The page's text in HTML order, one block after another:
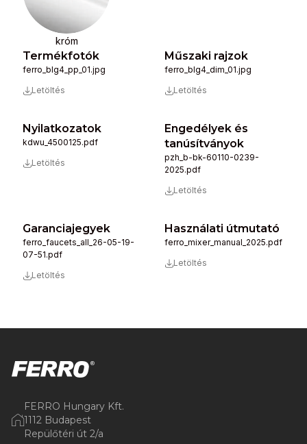
króm
Termékfotók
ferro_blg4_pp_01.jpg
Letöltés
Műszaki rajzok
ferro_blg4_dim_01.jpg
Letöltés
Nyilatkozatok
kdwu_4500125.pdf
Letöltés
Engedélyek és
tanúsítványok
pzh_b-bk-60110-0239-
2025.pdf
Letöltés
Garanciajegyek
ferro_faucets_all_26-05-19-
07-51.pdf
Letöltés
Használati útmutató
ferro_mixer_manual_2025.pdf
Letöltés
FERRO Hungary Kft.
1112 Budapest
Repülőtéri út 2/a